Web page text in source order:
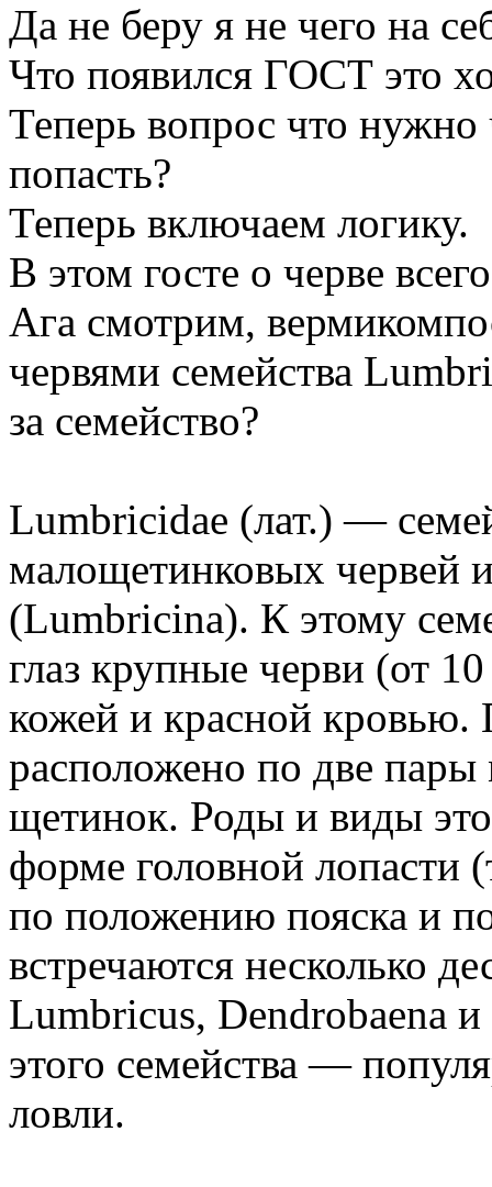
Да не беру я не чего на
Что появился ГОСТ это
Теперь вопрос что нужно
попасть?
Теперь включаем логику.
В этом госте о черве
Ага смотрим,
червями семейства
за семейство?
Lumbricidae (лат.) —
малощетинковых червей
(Lumbricina). К этому
глаз крупные черви (от
кожей и красной кровью.
расположено по две
щетинок. Роды и виды
форме головной лопасти
по положению пояска и
встречаются несколько
Lumbricus, Dendrobaena
этого семейства —
ловли.